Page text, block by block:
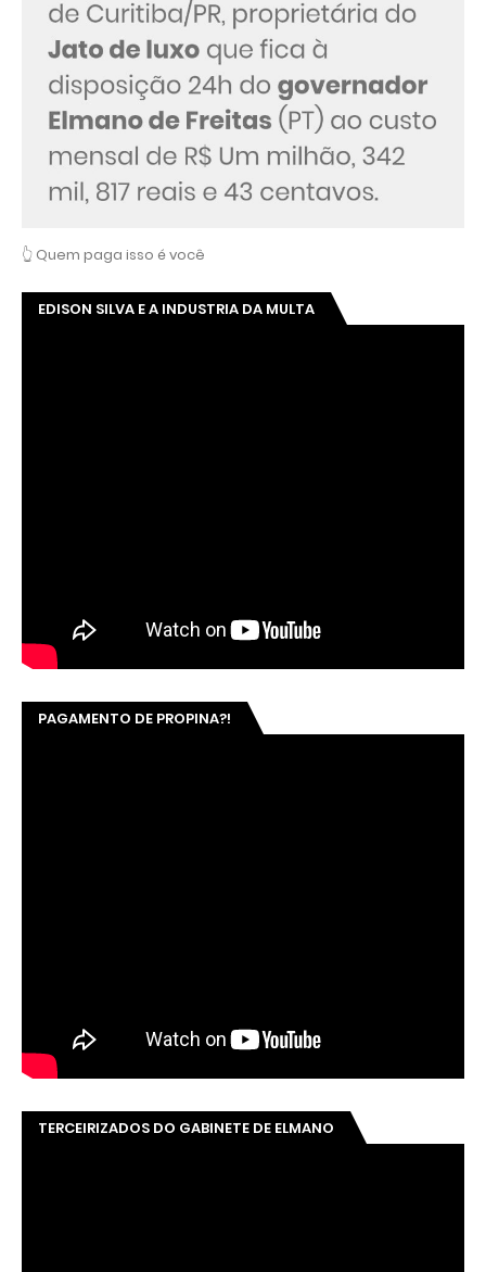
👆 Quem paga isso é você
EDISON SILVA E A INDUSTRIA DA MULTA
PAGAMENTO DE PROPINA?!
TERCEIRIZADOS DO GABINETE DE ELMANO